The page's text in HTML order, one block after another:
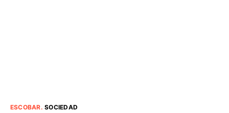
ESCOBAR.SOCIEDAD